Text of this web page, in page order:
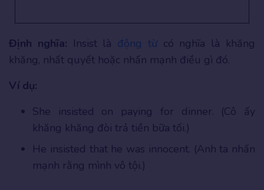
Định nghĩa: Insist là động từcó nghĩa là khăng
khăng, nhất quyết hoặc nhấn mạnh điều gì đó.
Ví dụ:
She insisted on paying for dinner. (Cô ấy
khăng khăng đòi trả tiền bữa tối.)
He insisted that he was innocent. (Anh ta nhấn
mạnh rằng mình vô tội.)